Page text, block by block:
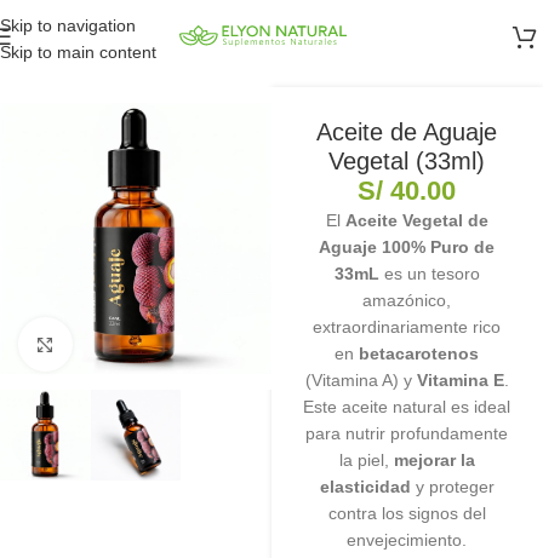
Skip to navigation
Skip to main content
Clic para ampliar
Aceite de Aguaje
Vegetal (33ml)
S/ 40.00
El Aceite Vegetal de
Aguaje 100% Puro de
33mL es un tesoro
amazónico,
extraordinariamente rico
en betacarotenos
(Vitamina A) y Vitamina E.
Este aceite natural es ideal
para nutrir profundamente
la piel, mejorar la
elasticidad y proteger
contra los signos del
envejecimiento.